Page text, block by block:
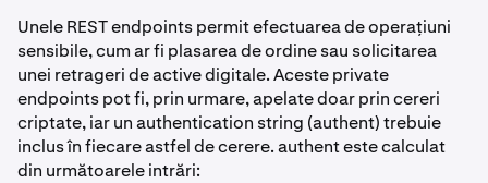
Unele REST endpoints permit efectuarea de operațiuni
sensibile, cum ar fi plasarea de ordine sau solicitarea
unei retrageri de active digitale. Aceste private
endpoints pot fi, prin urmare, apelate doar prin cereri
criptate, iar un authentication string (authent) trebuie
inclus în fiecare astfel de cerere. authent este calculat
din următoarele intrări: